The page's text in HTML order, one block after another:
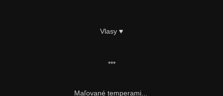
Vlasy ♥
***
Maľované temperami...